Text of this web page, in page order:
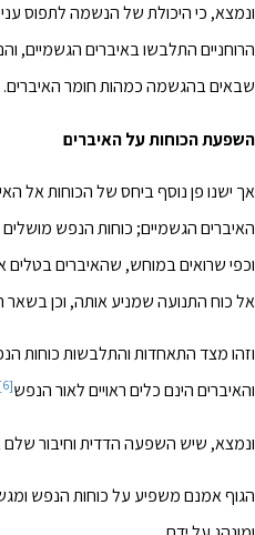
ונמצא, כי היכולת של הנשמה לתפוס
הרוחניים התלבשו באיברים הגשמיים,
שבאים בהגשמה כמהות חומר האיברים.
השפעת הכוחות על האיברים
אך ישנו פן נוסף ביחס של הכוחות אל
האיברים הגשמיים; כוחות הנפש מושלים
וכפי שרואים במוחש, שהאיברים
אל כוח התנועה שמניע אותה, וכן בשאר
וזהו מצד התאחדות והתלבשות כוחות
והאיברים הינם כלים ראויים לאור הנפש[6]
ונמצא, שיש השפעה הדדית וחיבור שלם
הגוף אמנם משפיע על כוחות הנפש